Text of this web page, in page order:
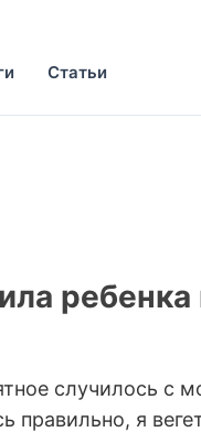
Статьи
случилось с
я